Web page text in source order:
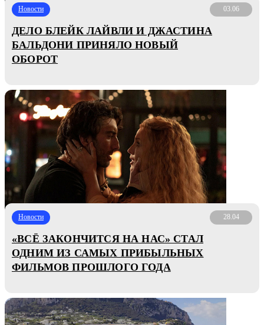
Новости 03.06
ДЕЛО БЛЕЙК ЛАЙВЛИ И ДЖАСТИНА
БАЛЬДОНИ ПРИНЯЛО НОВЫЙ
ОБОРОТ
Новости 28.04
«ВСЁ ЗАКОНЧИТСЯ НА НАС» СТАЛ
ОДНИМ ИЗ САМЫХ ПРИБЫЛЬНЫХ
ФИЛЬМОВ ПРОШЛОГО ГОДА